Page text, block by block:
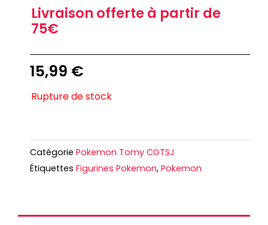
Livraison offerte à partir de
75€
15,99 €
Rupture de stock
Catégorie Pokemon Tomy CGTSJ
Étiquettes Figurines Pokemon, Pokemon